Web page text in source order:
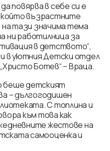
повярва в себе си е
възрастните
тази значима тема
ни работилница за
в детството“,
в уютния Детски отдел
Ботев“ – Враца.
беше детският
– дългогодишен
С топлина и
към това как
жестове на
самооценка и